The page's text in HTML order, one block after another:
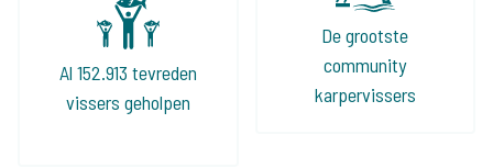
Al 152.913 tevreden
vissers geholpen
De grootste
community
karpervissers